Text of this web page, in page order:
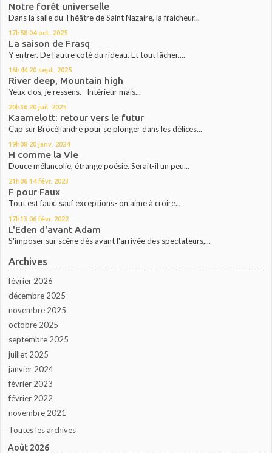
Notre forêt universelle
Dans la salle du Théâtre de Saint Nazaire, la fraicheur...
17h58 04 oct. 2025
La saison de Frasq
Y entrer. De l'autre coté du rideau. Et tout lâcher....
16h44 20 sept. 2025
River deep, Mountain high
Yeux clos, je ressens. Intérieur mais...
20h36 20 juil. 2025
Kaamelott: retour vers le futur
Cap sur Brocéliandre pour se plonger dans les délices...
19h08 20 janv. 2024
H comme la Vie
Douce mélancolie, étrange poésie. Serait-il un peu...
21h06 14 févr. 2023
F pour Faux
Tout est faux, sauf exceptions- on aime à croire...
17h13 06 févr. 2022
L'Eden d'avant Adam
S'imposer sur scène dés avant l'arrivée des spectateurs,...
Archives
février 2026
décembre 2025
novembre 2025
octobre 2025
septembre 2025
juillet 2025
janvier 2024
février 2023
février 2022
novembre 2021
Toutes les archives
Août 2026